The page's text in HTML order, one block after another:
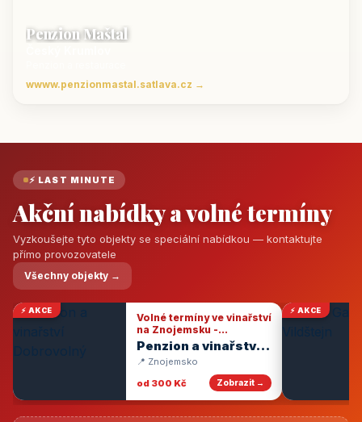
Penzion Maštal
wwww.penzionmastal.satlava.cz →
⚡ LAST MINUTE
Akční nabídky a volné termíny
Vyzkoušejte tyto objekty se speciální nabídkou — kontaktujte
přímo provozovatele
Všechny objekty →
⚡ AKCE
Volné termíny ve vinařství
na Znojemsku -
degustace vín
Penzion a vinařství
Dobrovolný
📍 Znojemsko
od 300 Kč
Zobrazit →
⚡ AKCE